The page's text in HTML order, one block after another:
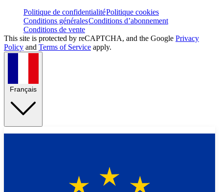
Politique de confidentialitéPolitique cookies
Conditions généralesConditions d’abonnement
Conditions de vente
This site is protected by reCAPTCHA, and the Google Privacy
Policy and Terms of Service apply.
Français